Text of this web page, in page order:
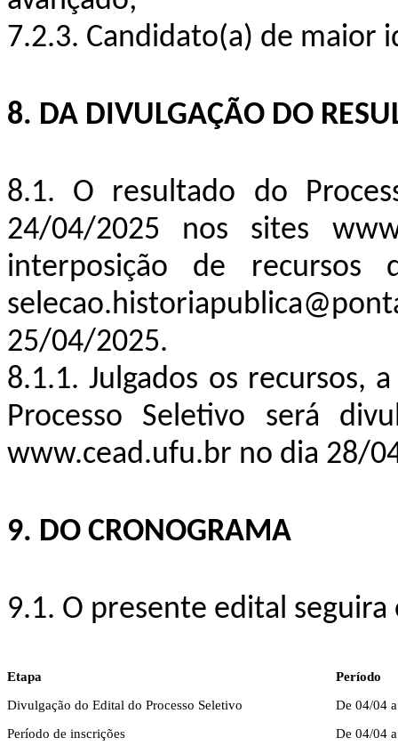
7.2.3. Candidato(a) de maior
8. DA DIVULGAÇÃO DO
8.1. O resultado do
24/04/2025 nos sites
interposição de recursos
25/04/2025.
8.1.1. Julgados os recursos,
Processo Seletivo será
www.cead.ufu.br no dia 28/
9. DO CRONOGRAMA
9.1. O presente edital
Etapa
Período
Divulgação do Edital do Processo Seletivo
De 04/04
Período de inscrições
De 04/04